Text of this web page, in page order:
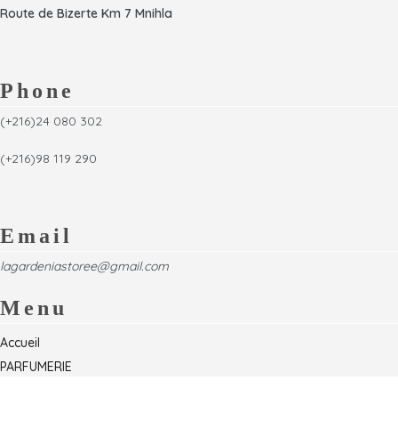
Route de Bizerte Km 7 Mnihla
Phone
(+216)24 080 302
(+216)98 119 290
Email
lagardeniastoree@gmail.com
Menu
Accueil
PARFUMERIE